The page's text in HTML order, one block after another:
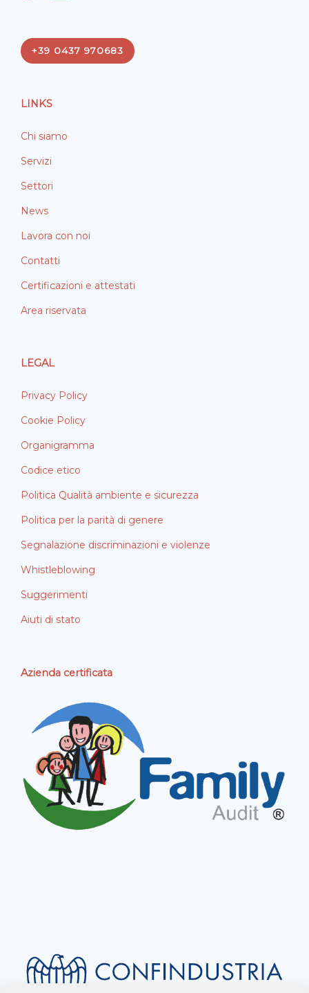
e
b
k
k
e
+39 0437 970683
LINKS
Chi siamo
Servizi
Settori
News
Lavora con noi
Contatti
Certificazioni e attestati
Area riservata
LEGAL
Privacy Policy
Cookie Policy
Organigramma
Codice etico
Politica Qualità ambiente e sicurezza
Politica per la parità di genere
Segnalazione discriminazioni e violenze
Whistleblowing
Suggerimenti
Aiuti di stato
Azienda certificata